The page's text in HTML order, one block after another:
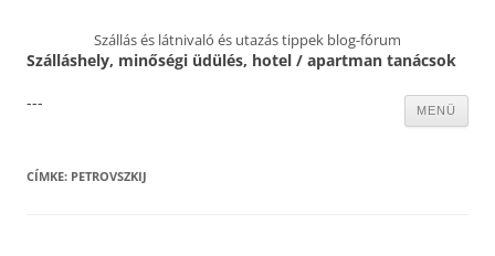
Szállás és látnivaló és utazás tippek blog-fórum
Szálláshely, minőségi üdülés, hotel / apartman tanácsok
MENÜ
---
CÍMKE: PETROVSZKIJ